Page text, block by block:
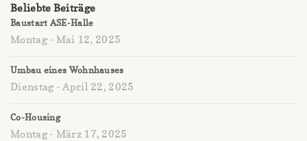
Beliebte Beiträge
Baustart ASE-Halle
Montag - Mai 12, 2025
Umbau eines Wohnhauses
Dienstag - April 22, 2025
Co-Housing
Montag - März 17, 2025